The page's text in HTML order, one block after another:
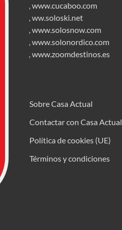
,www.cucaboo.com
,ww.soloski.net
,www.solosnow.com
,www.solonordico.com
,www.zoomdestinos.es
Sobre Casa Actual
Contactar con Casa Actual
Política de cookies (UE)
Términos y condiciones